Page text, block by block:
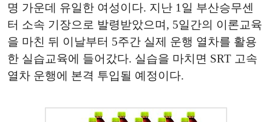
명 가운데 유일한 여성이다. 지난 1일 부산승무센
터 소속 기장으로 발령받았으며, 5일간의 이론교육
을 마친 뒤 이날부터 5주간 실제 운행 열차를 활용
한 실습교육에 들어갔다. 실습을 마치면 SRT 고속
열차 운행에 본격 투입될 예정이다.